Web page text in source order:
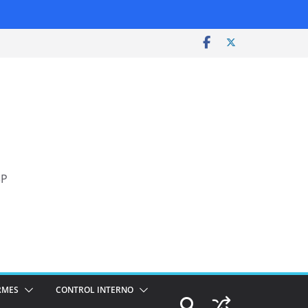
CONTROL INTERNO